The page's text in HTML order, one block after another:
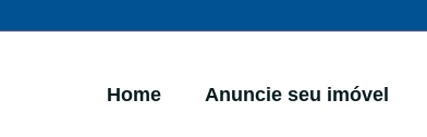
Home Anuncie seu imóvel